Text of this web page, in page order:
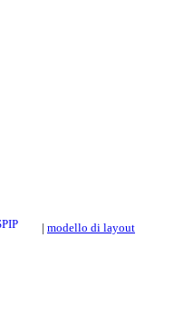
| modello di layout